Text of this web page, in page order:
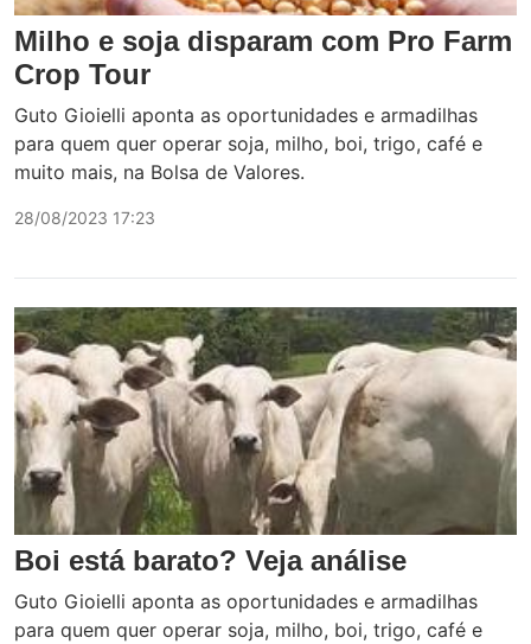
Milho e soja disparam com Pro Farm
Crop Tour
Guto Gioielli aponta as oportunidades e armadilhas
para quem quer operar soja, milho, boi, trigo, café e
muito mais, na Bolsa de Valores.
28/08/2023 17:23
Boi está barato? Veja análise
Guto Gioielli aponta as oportunidades e armadilhas
para quem quer operar soja, milho, boi, trigo, café e